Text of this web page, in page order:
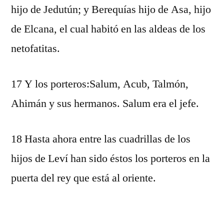
hijo de Jedutún; y Berequías hijo de Asa, hijo
de Elcana, el cual habitó en las aldeas de los
netofatitas.
17 Y los porteros:Salum, Acub, Talmón,
Ahimán y sus hermanos. Salum era el jefe.
18 Hasta ahora entre las cuadrillas de los
hijos de Leví han sido éstos los porteros en la
puerta del rey que está al oriente.